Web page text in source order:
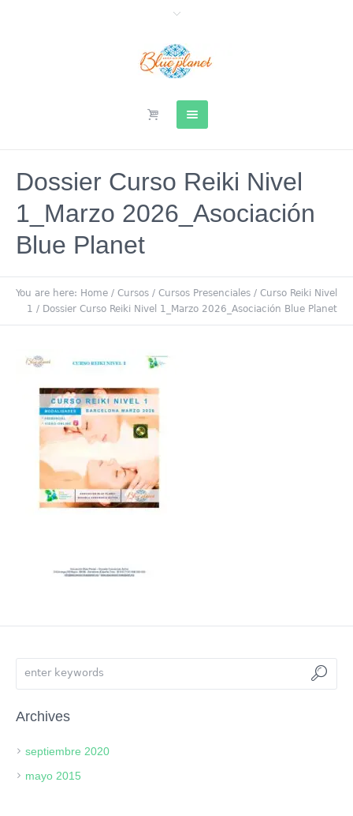
Dossier Curso Reiki Nivel
1_Marzo 2026_Asociación
Blue Planet
You are here: Home / Cursos / Cursos Presenciales / Curso Reiki Nivel
1 / Dossier Curso Reiki Nivel 1_Marzo 2026_Asociación Blue Planet
Archives
septiembre 2020
mayo 2015